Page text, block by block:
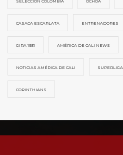
CASACA ESCARLATA ENTRENADORES
GIRA 1931 AMÉRICA DE CALI NEWS
NOTICIAS AMÉRICA DE CALI SUPERLIGA
CORINTHIANS